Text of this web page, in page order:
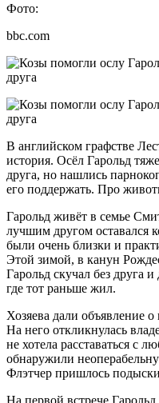
Фото:
bbc.com
В английском графстве
история. Осёл Гарольд
друга, но нашлись
его поддержать. Про
Гарольд живёт в семье
лучшим другом оставался
были очень близки и
Этой зимой, в канун
Гарольд скучал без друга
где тот раньше жил.
Хозяева дали объявление
На него откликнулась
не хотела расставаться с
обнаружили
Флэтчер пришлось
На первой встрече